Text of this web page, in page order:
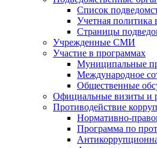
Список
Учетная политика
Страницы
Учрежденные СМИ
Участие в программах
Муниципальные
Международное
Общественные
Официальные визиты и
Противодействие
Нормативно-
Программа по